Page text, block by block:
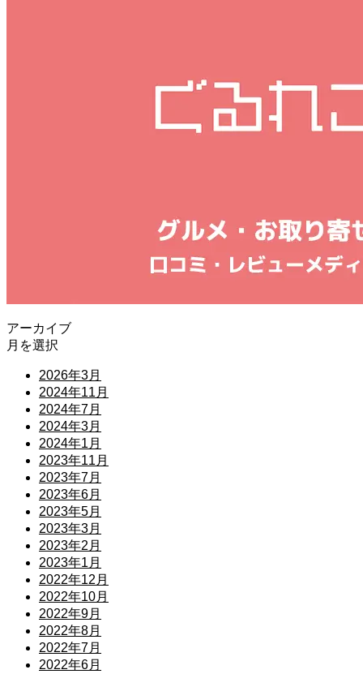
アーカイブ
月を選択
2026年3月
2024年11月
2024年7月
2024年3月
2024年1月
2023年11月
2023年7月
2023年6月
2023年5月
2023年3月
2023年2月
2023年1月
2022年12月
2022年10月
2022年9月
2022年8月
2022年7月
2022年6月